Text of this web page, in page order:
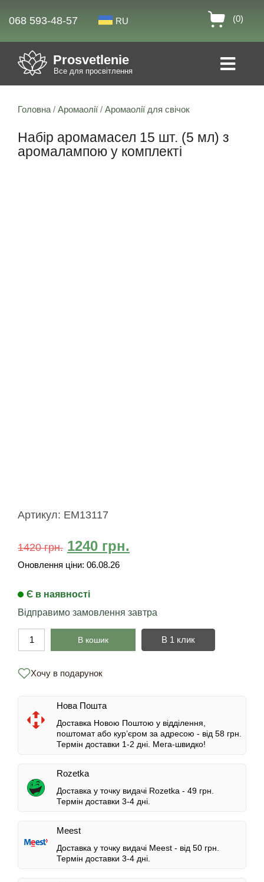
068 593-48-57 RU (0)
Prosvetlenie
Все для просвітлення
Головна / Аромаолії / Аромаолії для свічок
Набір аромамасел 15 шт. (5 мл) з
аромалампою у комплекті
Артикул: EM13117
1420грн. 1240 грн.
Оновлення ціни: 06.08.26
Є в наявності
Відправимо замовлення завтра
В кошик В 1 клик
Хочу в подарунок
Нова Пошта
Доставка Новою Поштою у відділення,
поштомат або кур’єром за адресою - від 58 грн.
Термін доставки 1-2 дні. Мега-швидко!
Rozetka
Доставка у точку видачі Rozetka - 49 грн.
Термін доставки 3-4 дні.
Meest
Доставка у точку видачі Meest - від 50 грн.
Термін доставки 3-4 дні.